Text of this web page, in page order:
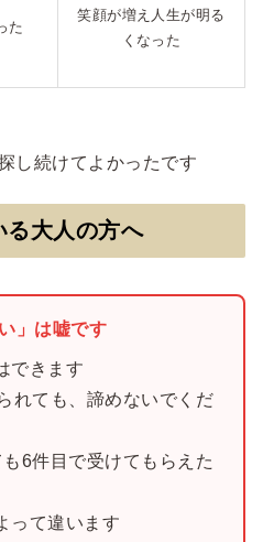
た
笑顔が増え人生が明る
くなった
し続けてよかったです
る大人の方へ
」は嘘です
できます
れても、諦めないでくだ
6件目で受けてもらえた
って違います